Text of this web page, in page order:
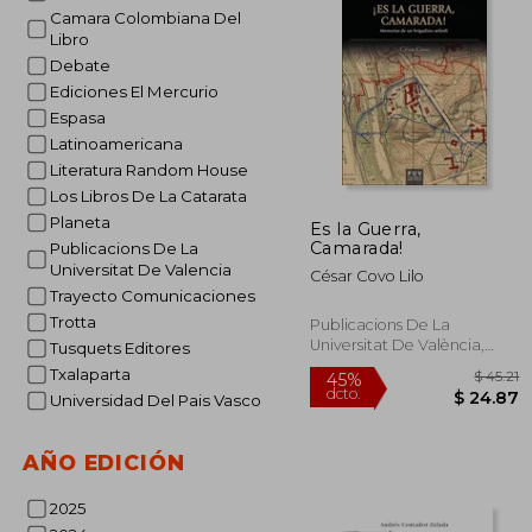
Camara Colombiana Del
Libro
Debate
Ediciones El Mercurio
Espasa
Latinoamericana
Literatura Random House
Los Libros De La Catarata
Planeta
Publicacions De La
Universitat De Valencia
Trayecto Comunicaciones
Trotta
Tusquets Editores
Txalaparta
Universidad Del Pais Vasco
AÑO EDICIÓN
2025
45%
dcto.
Es la Guerra,
Camarada!
César Covo Lilo
Publicacions De La
Universitat De València,
2018, 1 Edición, Tapa Blanda,
Nuevo